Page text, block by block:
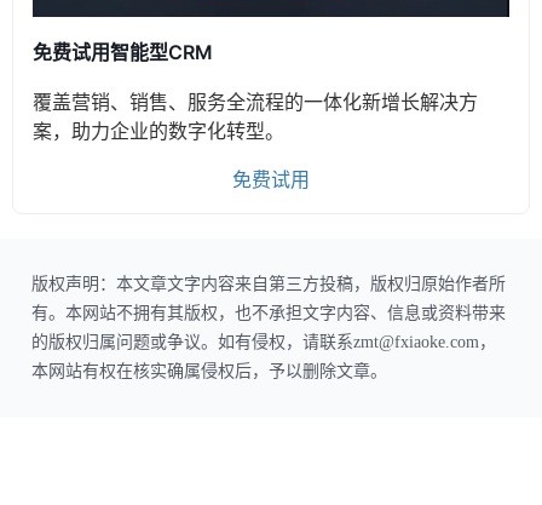
免费试用智能型CRM
覆盖营销、销售、服务全流程的一体化新增长解决方
案，助力企业的数字化转型。
免费试用
版权声明：本文章文字内容来自第三方投稿，版权归原始作者所
有。本网站不拥有其版权，也不承担文字内容、信息或资料带来
的版权归属问题或争议。如有侵权，请联系zmt@fxiaoke.com，
本网站有权在核实确属侵权后，予以删除文章。